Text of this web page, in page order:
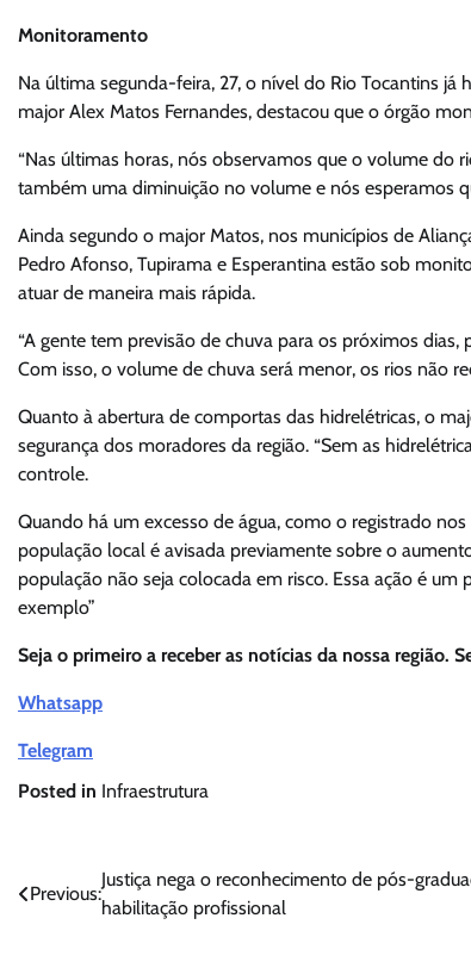
Monitoramento
Na última segunda-feira, 27, o nível do Rio Tocantins
major Alex Matos Fernandes, destacou que o órgão
“Nas últimas horas, nós observamos que o volume do
também uma diminuição no volume e nós esperamos
Ainda segundo o major Matos, nos municípios de
Pedro Afonso, Tupirama e Esperantina estão sob
atuar de maneira mais rápida.
“A gente tem previsão de chuva para os próximos
Com isso, o volume de chuva será menor, os rios não
Quanto à abertura de comportas das hidrelétricas, o
segurança dos moradores da região. “Sem as
controle.
Quando há um excesso de água, como o registrado
população local é avisada previamente sobre o
população não seja colocada em risco. Essa ação é
exemplo”
Seja o primeiro a receber as notícias da nossa região.
Whatsapp
Telegram
Posted in Infraestrutura
Navegação
Previous:
Justiça nega o reconhecimento de pós-
habilitação profissional